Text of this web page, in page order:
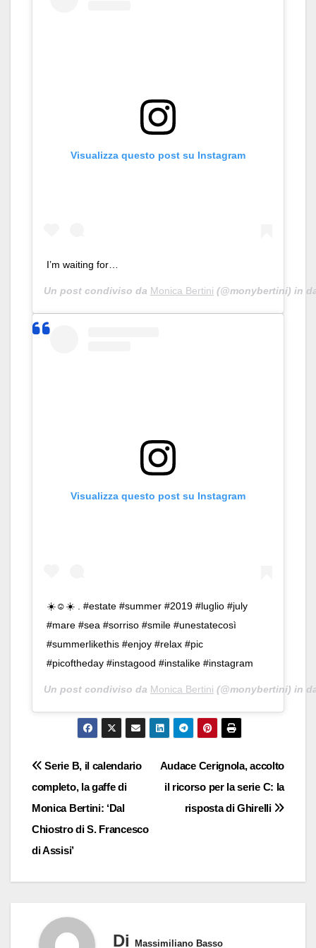
Visualizza questo post su Instagram
I’m waiting for…
Un post condiviso da Monica Bertini (@monybertini) in
Visualizza questo post su Instagram
☀️☺️☀️ . #estate #summer #2019 #luglio #july
#mare #sea #sorriso #smile #unestatecosì
#summerlikethis #enjoy #relax #pic
#picoftheday #instagood #instalike #instagram
Un post condiviso da Monica Bertini (@monybertini) in
Navigazione
articoli
Audace Cerignola, accolto
il ricorso per la serie C: la
risposta di Ghirelli
Serie B, il calendario
completo, la gaffe di
Monica Bertini: ‘Dal
Chiostro di S. Francesco
di Assisi’
Di Massimiliano Basso